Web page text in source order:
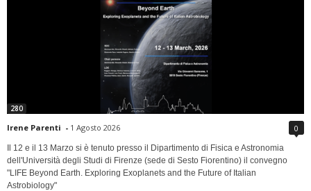
280
Irene Parenti - 1 Agosto 2026 0
Il 12 e il 13 Marzo si è tenuto presso il Dipartimento di Fisica e Astronomia
dell'Università degli Studi di Firenze (sede di Sesto Fiorentino) il convegno
"LIFE Beyond Earth. Exploring Exoplanets and the Future of Italian
Astrobiology"